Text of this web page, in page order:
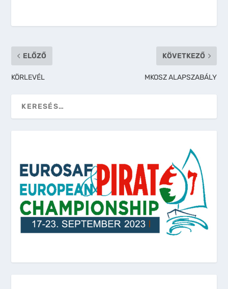
ELŐZŐ
KÖRLEVÉL
KÖVETKEZŐ
MKOSZ ALAPSZABÁLY